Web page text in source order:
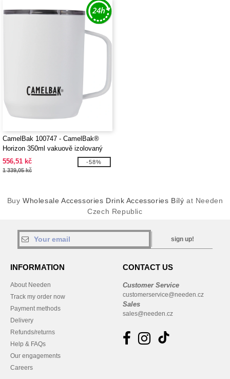
CamelBak 100747 - CamelBak®
Horizon 350ml vakuově izolovaný
táborový hrnek
556,51 kč
1 339,05 kč
-58%
Buy Wholesale Accessories Drink Accessories Bílý at Needen
Czech Republic
sign up!
INFORMATION
About Needen
Track my order now
Payment methods
Delivery
Refunds/returns
Help & FAQs
Our engagements
Careers
CONTACT US
Customer Service
customerservice@needen.cz
Sales
sales@needen.cz